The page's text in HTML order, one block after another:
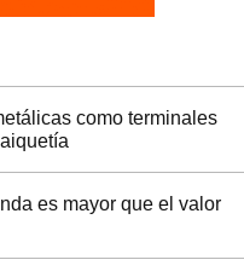
como terminales
es mayor que el valor